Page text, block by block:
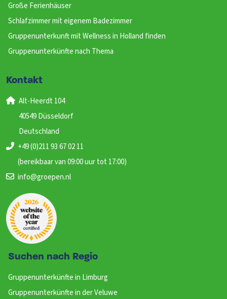
Große Ferienhäuser
Schlafzimmer mit eigenem Badezimmer
Gruppenunterkunft mit Wellness in Holland finden
Gruppenunterkünfte nach Thema
Kontakt
Alt-Heerdt 104
40549 Düsseldorf
Deutschland
+49 (0)211 93 67 02 11
(bereikbaar van 09:00 uur tot 17:00)
info@groepen.nl
Suchen nach Regio
Gruppenunterkünfte in Limburg
Gruppenunterkünfte in der Veluwe